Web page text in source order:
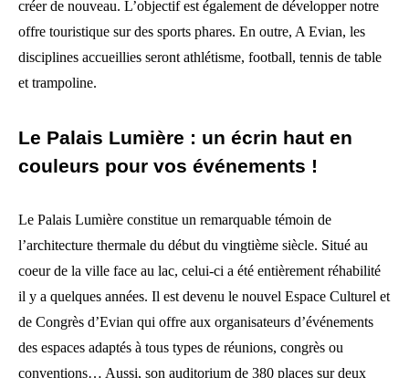
créer de nouveau. L’objectif est également de développer notre
offre touristique sur des sports phares. En outre, A Evian, les
disciplines accueillies seront athlétisme, football, tennis de table
et trampoline.
Le Palais Lumière : un écrin haut en
couleurs pour vos événements !
Le Palais Lumière constitue un remarquable témoin de
l’architecture thermale du début du vingtième siècle. Situé au
coeur de la ville face au lac, celui-ci a été entièrement réhabilité
il y a quelques années. Il est devenu le nouvel Espace Culturel et
de Congrès d’Evian qui offre aux organisateurs d’événements
des espaces adaptés à tous types de réunions, congrès ou
conventions… Aussi, son auditorium de 380 places sur deux